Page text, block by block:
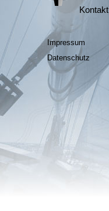
Kontakt
Impressum
Datenschutz